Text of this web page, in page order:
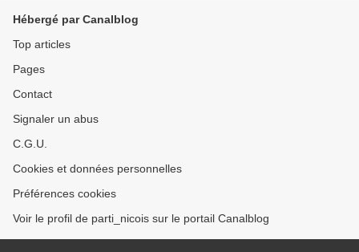
Hébergé par Canalblog
Top articles
Pages
Contact
Signaler un abus
C.G.U.
Cookies et données personnelles
Préférences cookies
Voir le profil de parti_nicois sur le portail Canalblog